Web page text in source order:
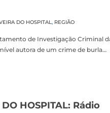
DO HOSPITAL, REGIÃO
de Investigação Criminal
autora de um crime de burla…
HOSPITAL: Rádio